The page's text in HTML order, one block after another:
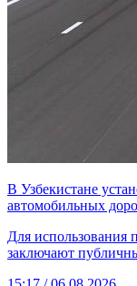
В Узбекистане
автомобильных
Для использования
заключают